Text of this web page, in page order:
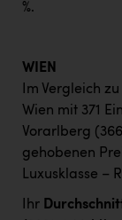
%.
WIEN
Im Vergleich
Wien mit 371
Vorarlberg
gehobenen
Luxusklasse –
Ihr